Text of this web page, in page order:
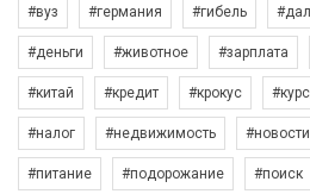
#вуз #германия #гибель
#деньги #животное #зарплата
#китай #кредит #крокус
#налог #недвижимость
#питание #подорожание #поиск